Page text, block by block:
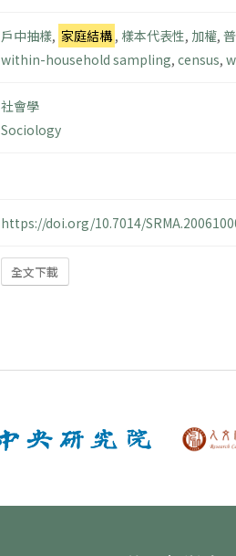
戶中抽樣, 家庭結構 , 樣本代表性, 加權,
within-household sampling, census,
社會學
Sociology
https://doi.org/10.7014/
全文下載